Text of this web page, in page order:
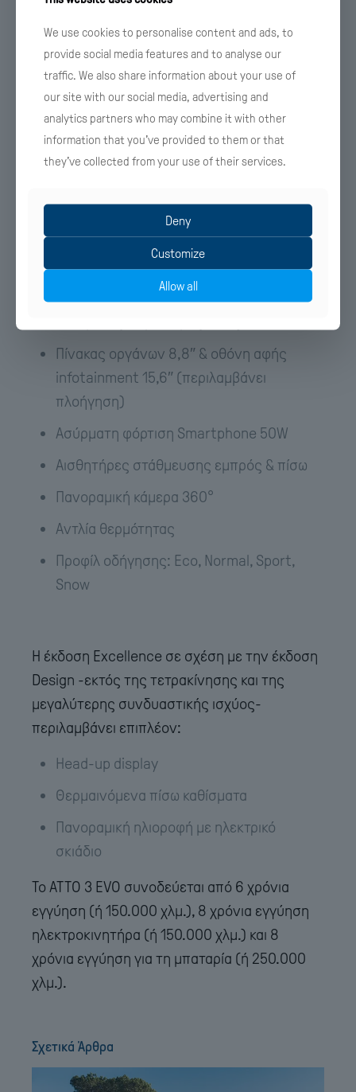
Ηλεκτρικό άνοιγμα της θύρας χώρου
αποσκευών
Vegan δερμάτινες επενδύσεις
καθισμάτων
Ηλεκτρικά ρυθμιζόμενα (6
αεριζόμενα εμπρός καθίσματα,
θερμαινόμενο τιμόνι
Ambient ατμοσφαιρικός εσωτερικός
φωτισμός καμπίνας επιβατών
Πίνακας οργάνων 8,8″ & οθόνη αφής
infotainment 15,6″ (περιλαμβάνει
πλοήγηση)
Ασύρματη φόρτιση Smartphone 50W
Αισθητήρες στάθμευσης εμπρός & πίσω
Πανοραμική κάμερα 360°
Αντλία θερμότητας
Προφίλ οδήγησης: Eco, Normal, Sport,
Snow
Η έκδοση Excellence σε σχέση με την έκδοση
Design -εκτός της τετρακίνησης και της
μεγαλύτερης συνδυαστικής ισχύος-
περιλαμβάνει επιπλέον:
Head-up display
Θερμαινόμενα πίσω καθίσματα
Πανοραμική ηλιοροφή με ηλεκτρικό
σκιάδιο
Το ΑΤΤΟ 3 EVO συνοδεύεται από 6 χρόνια
εγγύηση (ή 150.000 χλμ.), 8 χρόνια εγγύηση
ηλεκτροκινητήρα (ή 150.000 χλμ.) και 8
χρόνια εγγύηση για τη μπαταρία (ή 250.000
χλμ.).
Σχετικά Άρθρα
We use cookies to personalise content and ads, to
provide social media features and to analyse our
traffic. We also share information about your use of
our site with our social media, advertising and
analytics partners who may combine it with other
information that you’ve provided to them or that
they’ve collected from your use of their services.
Deny
Customize
Allow all